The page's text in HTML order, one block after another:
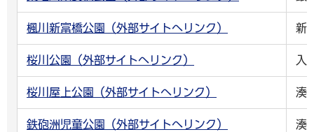
楓川新富橋公園（外部サイトへリンク） 新
桜川公園（外部サイトへリンク） 入
桜川屋上公園（外部サイトへリンク） 湊
鉄砲洲児童公園（外部サイトへリンク） 湊